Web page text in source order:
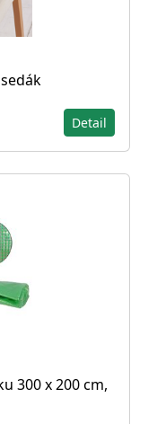
Detail
300 x 200 cm,